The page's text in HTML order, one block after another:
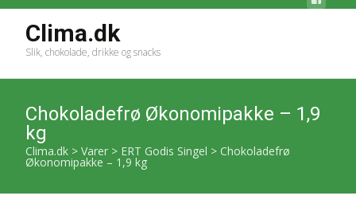
Clima.dk
Slik, chokolade, drikke og snacks
Chokoladefrø Økonomipakke – 1,9
kg
Clima.dk > Varer > ERT Godis Singel > Chokoladefrø
Økonomipakke – 1,9 kg